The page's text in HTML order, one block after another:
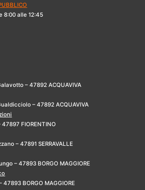
8:00 alle 12:45
– 47892 ACQUAVIVA
– 47892 ACQUAVIVA
FIORENTINO
– 47891 SERRAVALLE
– 47893 BORGO MAGGIORE
BORGO MAGGIORE